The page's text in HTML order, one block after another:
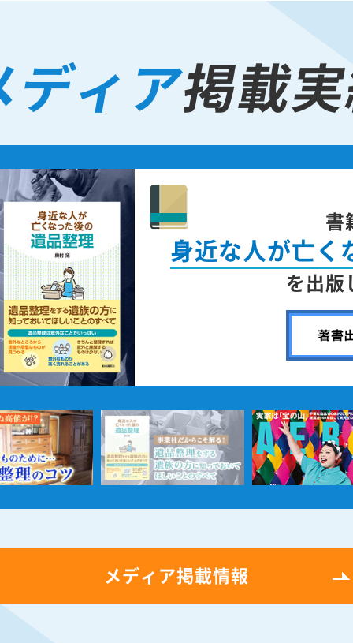
ディア掲載
書
身近な人が亡く
を出版
メディア掲載情報